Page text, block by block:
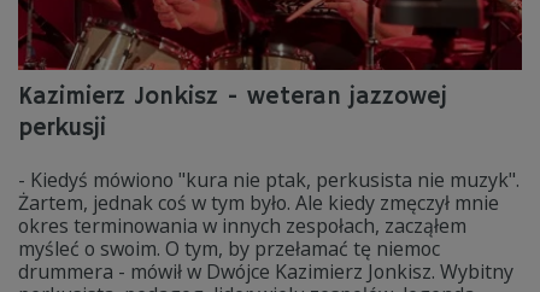
Kazimierz Jonkisz - weteran jazzowej
perkusji
- Kiedyś mówiono "kura nie ptak, perkusista nie muzyk".
Żartem, jednak coś w tym było. Ale kiedy zmęczył mnie
okres terminowania w innych zespołach, zacząłem
myśleć o swoim. O tym, by przełamać tę niemoc
drummera - mówił w Dwójce Kazimierz Jonkisz. Wybitny